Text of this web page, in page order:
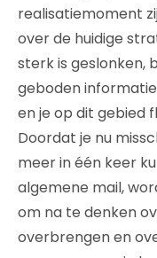
realisatiemoment
over de huidige
sterk is geslonken,
geboden
en je op dit gebied
Doordat je nu
meer in één keer
algemene mail,
om na te denken
overbrengen en